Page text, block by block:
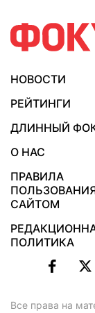
НОВОСТИ
РЕЙТИНГИ
ДЛИННЫЙ
О НАС
ПРАВИЛА
САЙТОМ
ПОЛИТИКА
Все права на